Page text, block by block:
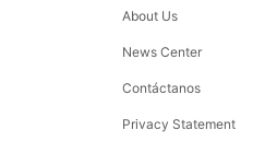
About Us
News Center
Contáctanos
Privacy Statement